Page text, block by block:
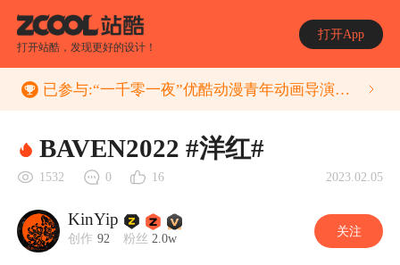
打开站酷，发现更好的设计！
打开App
已参与:“一千零一夜”优酷动漫青年动画导演助推计划Ⅱ - 站酷 (ZCOOL)
BAVEN2022 #洋红#
1532 0 16 2023.02.05
KinYip
创作 92 粉丝 2.0w 关注